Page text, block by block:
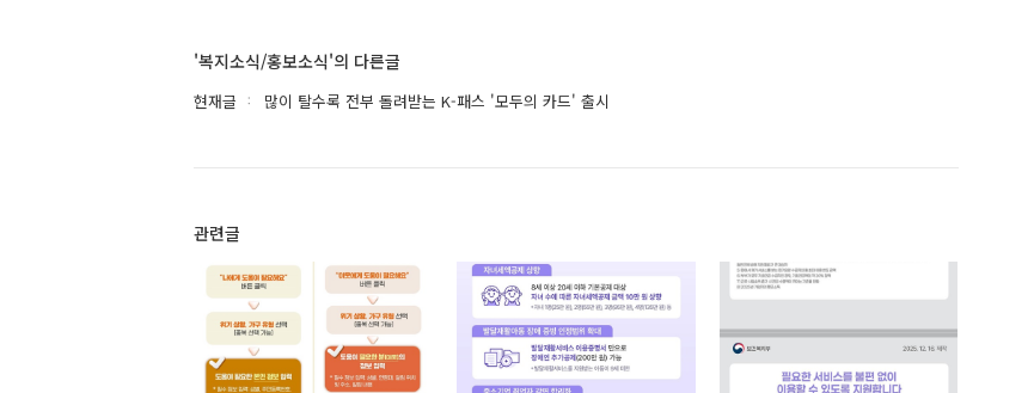
'복지소식/홍보소식'의 다른글
현재글 많이 탈수록 전부 돌려받는 K-패스 '모두의 카드' 출시
관련글